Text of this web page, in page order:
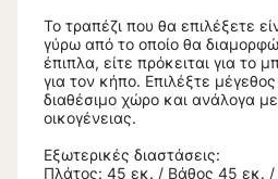
Το τραπέζι που θα επιλέξετε
γύρω από το οποίο θα
έπιπλα, είτε πρόκειται για το
για τον κήπο. Επιλέξτε
διαθέσιμο χώρο και ανάλογα
οικογένειας.
Εξωτερικές διαστάσεις:
Πλάτος: 45 εκ. / Βάθος 45 εκ.